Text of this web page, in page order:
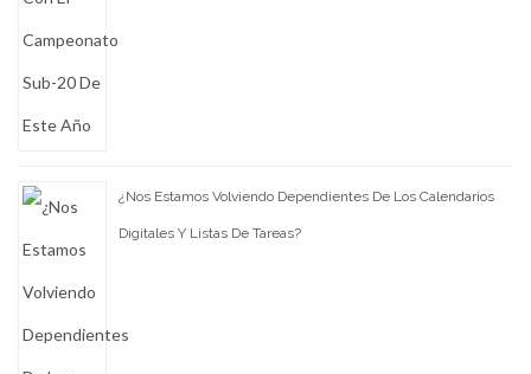
¿Nos Estamos Volviendo Dependientes De Los Calendarios
Digitales Y Listas De Tareas?